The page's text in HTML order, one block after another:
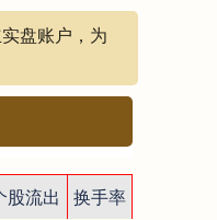
盘账户，为
股流出
换手率